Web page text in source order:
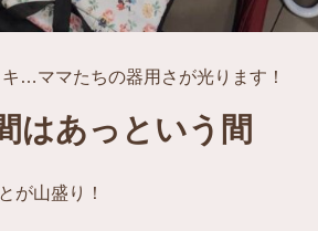
…ママたちの器用さが光ります！
はあっという間
が山盛り！